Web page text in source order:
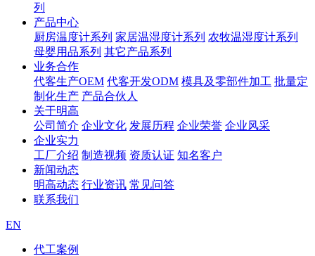
列
产品中心
厨房温度计系列 家居温湿度计系列 农牧温湿度计系列
母婴用品系列 其它产品系列
业务合作
代客生产OEM 代客开发ODM 模具及零部件加工 批量定
制化生产 产品合伙人
关于明高
公司简介 企业文化 发展历程 企业荣誉 企业风采
企业实力
工厂介绍 制造视频 资质认证 知名客户
新闻动态
明高动态 行业资讯 常见问答
联系我们
EN
代工案例